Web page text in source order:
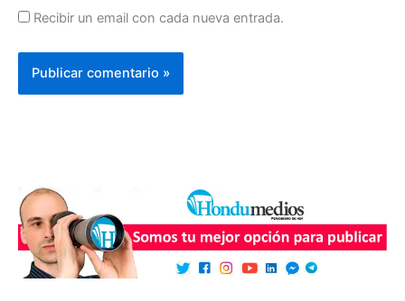
Recibir un email con cada nueva entrada.